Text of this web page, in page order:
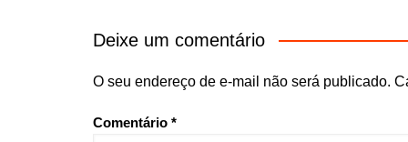
Deixe um comentário
O seu endereço de e-mail não será publicado.
Comentário *